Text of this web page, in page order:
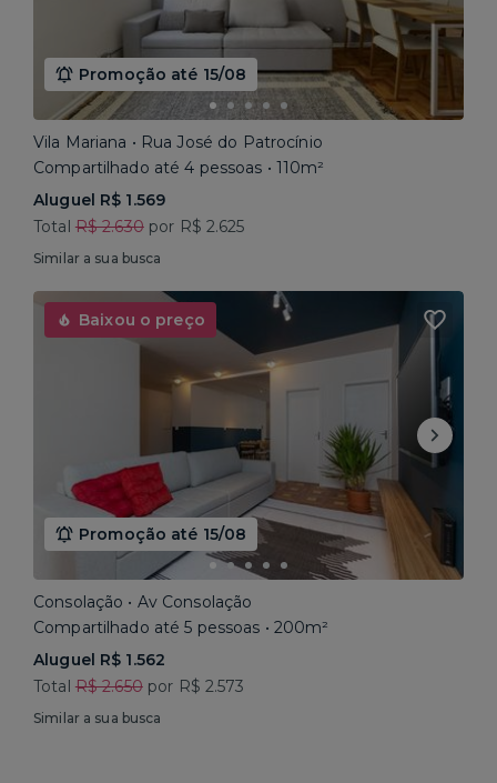
Promoção até 15/08
Vila Mariana • Rua José do Patrocínio
Compartilhado até 4 pessoas • 110m²
Aluguel R$ 1.569
Total R$ 2.630por R$ 2.625
Similar a sua busca
Baixou o preço
Promoção até 15/08
Consolação • Av Consolação
Compartilhado até 5 pessoas • 200m²
Aluguel R$ 1.562
Total R$ 2.650por R$ 2.573
Similar a sua busca